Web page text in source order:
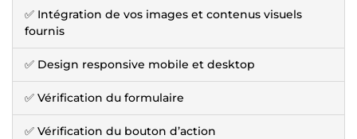
✅ Intégration de vos images et contenus visuels
fournis
✅ Design responsive mobile et desktop
✅ Vérification du formulaire
✅ Vérification du bouton d’action